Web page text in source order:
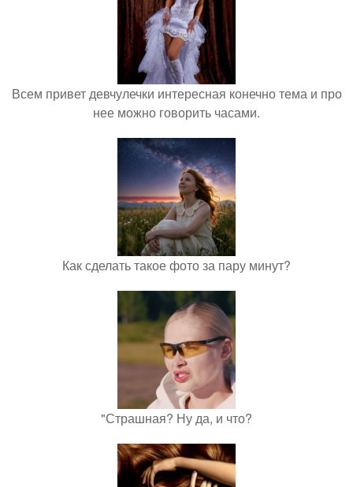
Всем привет девчулечки интересная конечно тема и про
нее можно говорить часами.
Как сделать такое фото за пару минут?
"Страшная? Ну да, и что?